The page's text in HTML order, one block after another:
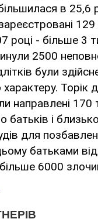
в
129
році - більше 3
2500
були
Торік
направлені 170
батьків і
для
батьками
6000